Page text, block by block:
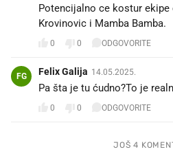
Potencijalno ce kostur
Krovinovic i Mamba Bamba.
0 0 ODGOVORITE
FG Felix Galija 14.05.2025.
Pa šta je tu ćudno?To je
0 0 ODGOVORITE
JOŠ 4